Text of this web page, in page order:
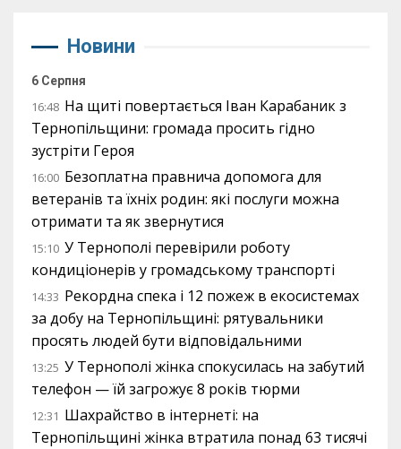
Новини
6 Серпня
16:48 На щиті повертається Іван Карабаник з
Тернопільщини: громада просить гідно
зустріти Героя
16:00 Безоплатна правнича допомога для
ветеранів та їхніх родин: які послуги можна
отримати та як звернутися
15:10 У Тернополі перевірили роботу
кондиціонерів у громадському транспорті
14:33 Рекордна спека і 12 пожеж в екосистемах
за добу на Тернопільщині: рятувальники
просять людей бути відповідальними
13:25 У Тернополі жінка спокусилась на забутий
телефон — їй загрожує 8 років тюрми
12:31 Шахрайство в інтернеті: на
Тернопільщині жінка втратила понад 63 тисячі